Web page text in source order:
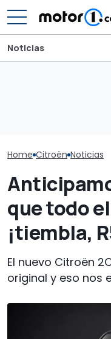
Noticias
Home Citroën Noticias
que todo
¡tiembla,
El nuevo Citroën
original y eso nos